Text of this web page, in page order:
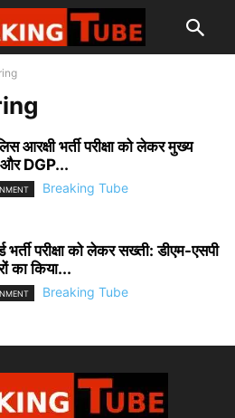
आरक्षी भर्ती परीक्षा को लेकर मुख्य
DGP...
Breaking Tube
भर्ती परीक्षा को लेकर सख्ती: डीएम-एसपी
का किया...
Breaking Tube